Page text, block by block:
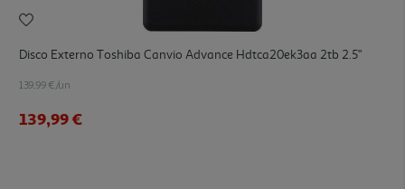
Disco Externo Toshiba Canvio Advance Hdtca20ek3aa 2tb 2.5"
139.99 €/un
139,99 €